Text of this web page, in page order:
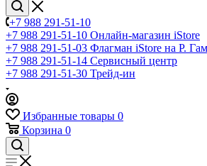
+7 988 291-51-10
+7 988 291-51-10 Онлайн-магазин iStore
+7 988 291-51-03 Флагман iStore на Р.
+7 988 291-51-14 Сервисный центр
+7 988 291-51-30 Трейд-ин
Избранные товары 0
Корзина 0